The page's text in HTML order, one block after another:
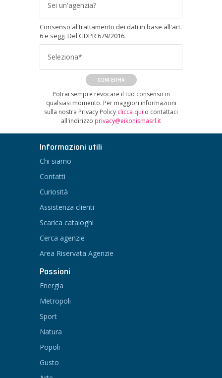
Sei un'agenzia?
Consenso al trattamento dei dati in base all'art.
6 e segg. Del GDPR 679/2016.
Seleziona*
CONFERMA
Potrai sempre revocare il tuo consenso in
qualsiasi momento. Per maggiori informazioni
sulla nostra Privacy Policy clicca qui o contattaci
all'indirizzo privacy@eikonismasrl.it
Informazioni utili
Chi siamo
Contatti
Curiosità
Assistenza clienti
Scarica cataloghi
Cerca agenzie
Area Riservata Agenzie
Passioni
Energia
Metropoli
Sport
Natura
Popoli
Gusto